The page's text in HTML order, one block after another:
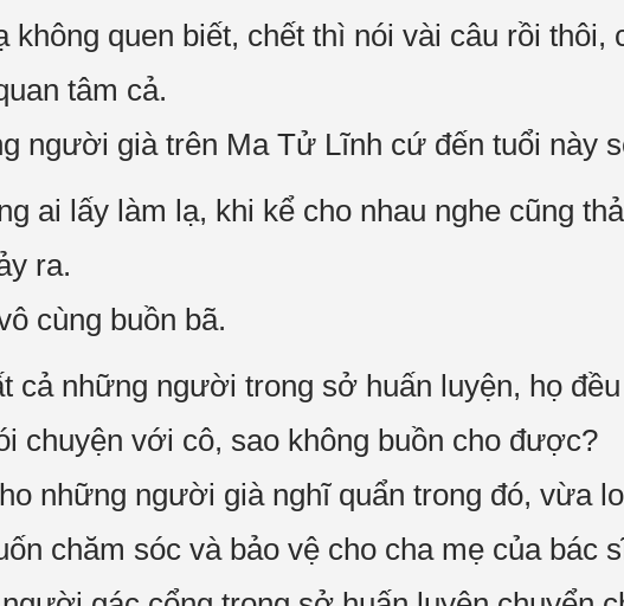
quen biết, chết thì nói vài câu rồi thôi,
tâm cả.
người già trên Ma Tử Lĩnh cứ đến tuổi này
ai lấy làm lạ, khi kể cho nhau nghe cũng
ra.
cùng buồn bã.
cả những người trong sở huấn luyện, họ
chuyện với cô, sao không buồn cho được?
những người già nghĩ quẩn trong đó, vừa
chăm sóc và bảo vệ cho cha mẹ của bác